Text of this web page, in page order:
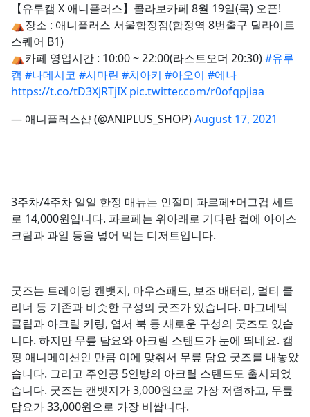
【유루캠 X 애니플러스】콜라보카페 8월 19일(목) 오픈!
⛺️장소 : 애니플러스 서울합정점(합정역 8번출구 딜라이트
스퀘어 B1)
⛺️카페 영업시간 : 10:00 ~ 22:00(라스트오더 20:30)#유루
캠 #나데시코 #시마린 #치아키 #아오이 #에나
https://t.co/tD3XjRTjIX pic.twitter.com/r0ofqpjiaa
— 애니플러스샵 (@ANIPLUS_SHOP)August 17, 2021
3주차/4주차 일일 한정 매뉴는 인절미 파르페+머그컵 세트
로 14,000원입니다. 파르페는 위아래로 기다란 컵에 아이스
크림과 과일 등을 넣어 먹는 디저트입니다.
굿즈는 트레이딩 캔뱃지, 마우스패드, 보조 배터리, 멀티 클
리너 등 기존과 비슷한 구성의 굿즈가 있습니다. 마그네틱
클립과 아크릴 키링, 엽서 북 등 새로운 구성의 굿즈도 있습
니다. 하지만 무릎 담요와 아크릴 스탠드가 눈에 띄네요. 캠
핑 애니메이션인 만큼 이에 맞춰서 무릎 담요 굿즈를 내놓았
습니다. 그리고 주인공 5인방의 아크릴 스탠드도 출시되었
습니다. 굿즈는 캔뱃지가 3,000원으로 가장 저렴하고, 무릎
담요가 33,000원으로 가장 비쌉니다.